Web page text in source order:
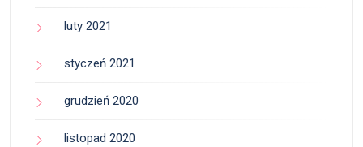
luty 2021
styczeń 2021
grudzień 2020
listopad 2020